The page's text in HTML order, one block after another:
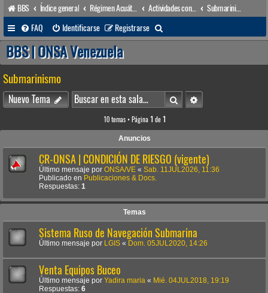
BBS Índice general Actividades conexas
Submarinismo
FAQ
Identificarse Registrarse
u
a
r
BBS | ONSA Venezuela
Submarinismo
Nuevo Tema BuscarBúsqueda avanzada
10 temas • Página 1 de 1
Anuncios
CR-ONSA | CONDICIÓN DE RIESGO (vigente)
Último mensaje por ONSA/VE « Sab. 11JUL2026, 11:36
Publicado en Publicaciones & Docs.
Respuestas: 1
Temas
Sistema Ruso de Navegación Submarina
Último mensaje por LGIS « Dom. 05JUL2020, 14:26
Venta Equipos Buceo
Último mensaje por Yadira maria « Mié. 04JUL2018, 19:19
Respuestas: 6